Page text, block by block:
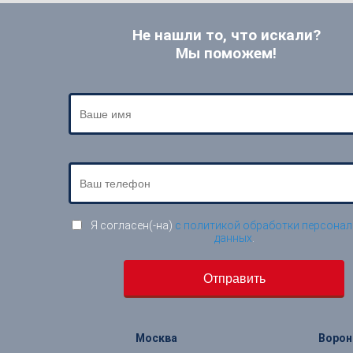
Не нашли то, что искали?
Мы поможем!
Я согласен(-на) с политикой обработки
данных
Москва